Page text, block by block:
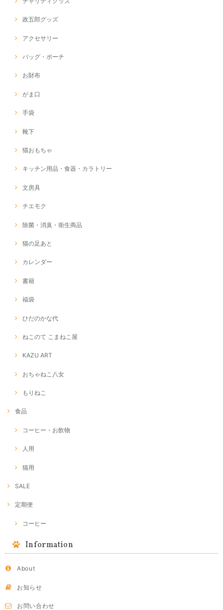
政五郎グッズ
アクセサリー
バッグ・ポーチ
お財布
がま口
手袋
靴下
猫おもちゃ
キッチン用品・食器・カラトリー
文房具
チエモク
除菌・消臭・衛生商品
猫の足あと
カレンダー
書籍
福袋
ひだのかな代
ねこのて こまねこ屋
KAZU ART
おちゃねこ八女
もりねこ
食品
コーヒー・お飲物
人用
猫用
SALE
定期便
コーヒー
Information
About
お知らせ
お問い合わせ